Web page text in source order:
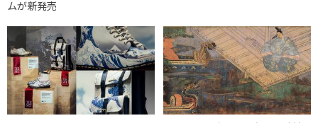
ムが新発売